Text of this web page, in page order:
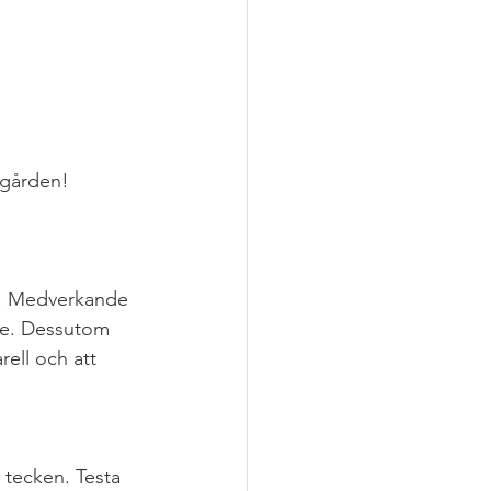
Medverkande
Dessutom
och att
Testa